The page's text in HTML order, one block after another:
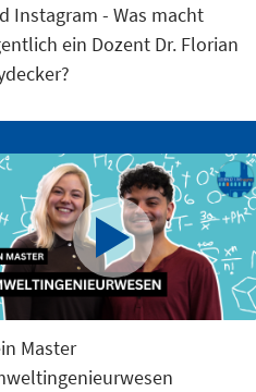
Instagram - Was macht
ein Dozent Dr. Florian
Master